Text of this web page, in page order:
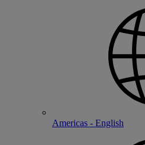
Americas - English